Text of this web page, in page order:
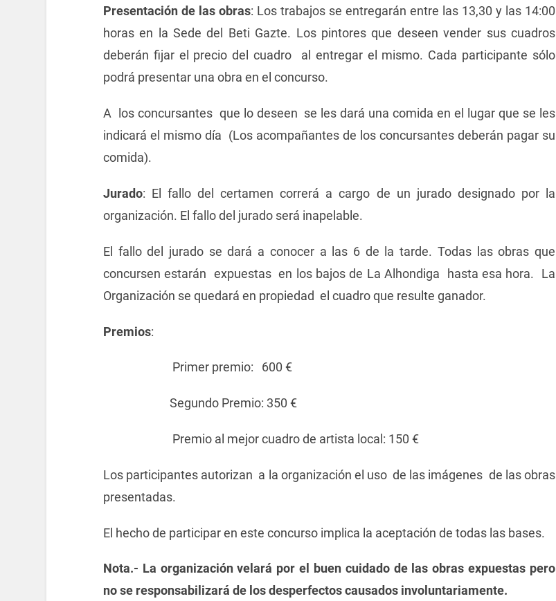
Presentación de las obras: Los trabajos se entregarán entre las 13,30 y las 14:00
horas en la Sede del Beti Gazte. Los pintores que deseen vender sus cuadros
deberán fijar el precio del cuadro al entregar el mismo. Cada participante sólo
podrá presentar una obra en el concurso.
A los concursantes que lo deseen se les dará una comida en el lugar que se les
indicará el mismo día (Los acompañantes de los concursantes deberán pagar su
comida).
Jurado: El fallo del certamen correrá a cargo de un jurado designado por la
organización. El fallo del jurado será inapelable.
El fallo del jurado se dará a conocer a las 6 de la tarde. Todas las obras que
concursen estarán expuestas en los bajos de La Alhondiga hasta esa hora. La
Organización se quedará en propiedad el cuadro que resulte ganador.
Premios:
Primer premio: 600 €
Segundo Premio: 350 €
Premio al mejor cuadro de artista local: 150 €
Los participantes autorizan a la organización el uso de las imágenes de las obras
presentadas.
El hecho de participar en este concurso implica la aceptación de todas las bases.
Nota.- La organización velará por el buen cuidado de las obras expuestas pero
no se responsabilizará de los desperfectos causados involuntariamente.